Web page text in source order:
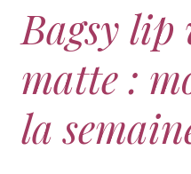
Bagsy lip
matte :
la